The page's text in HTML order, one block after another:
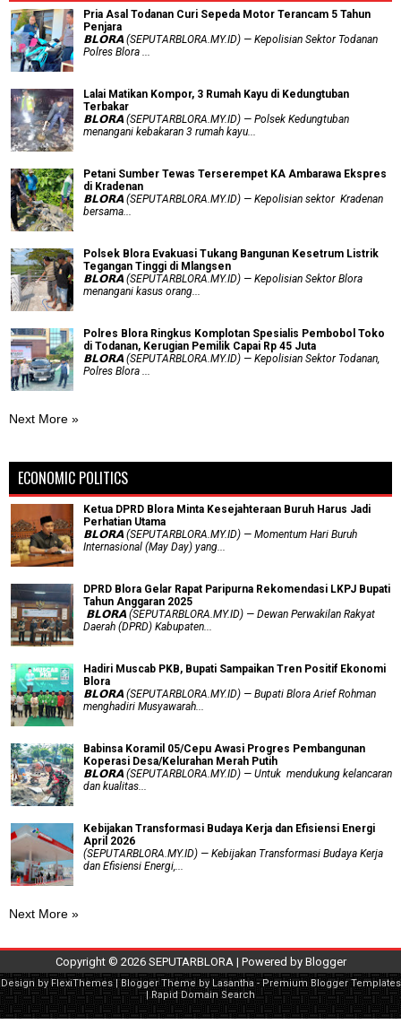
Pria Asal Todanan Curi Sepeda Motor Terancam 5 Tahun
Penjara
𝗕𝗟𝗢𝗥𝗔 (SEPUTARBLORA.MY.ID) — Kepolisian Sektor Todanan
Polres Blora ...
Lalai Matikan Kompor, 3 Rumah Kayu di Kedungtuban
Terbakar
𝗕𝗟𝗢𝗥𝗔 (SEPUTARBLORA.MY.ID) — Polsek Kedungtuban
menangani kebakaran 3 rumah kayu...
Petani Sumber Tewas Terserempet KA Ambarawa Ekspres
di Kradenan
𝗕𝗟𝗢𝗥𝗔 (SEPUTARBLORA.MY.ID) — Kepolisian sektor Kradenan
bersama...
Polsek Blora Evakuasi Tukang Bangunan Kesetrum Listrik
Tegangan Tinggi di Mlangsen
𝗕𝗟𝗢𝗥𝗔 (SEPUTARBLORA.MY.ID) — Kepolisian Sektor Blora
menangani kasus orang...
Polres Blora Ringkus Komplotan Spesialis Pembobol Toko
di Todanan, Kerugian Pemilik Capai Rp 45 Juta
𝗕𝗟𝗢𝗥𝗔 (SEPUTARBLORA.MY.ID) — Kepolisian Sektor Todanan,
Polres Blora ...
Next More »
ECONOMIC POLITICS
Ketua DPRD Blora Minta Kesejahteraan Buruh Harus Jadi
Perhatian Utama
​𝗕𝗟𝗢𝗥𝗔 (SEPUTARBLORA.MY.ID) — Momentum Hari Buruh
Internasional (May Day) yang...
DPRD Blora Gelar Rapat Paripurna Rekomendasi LKPJ Bupati
Tahun Anggaran 2025
‎ 𝗕𝗟𝗢𝗥𝗔 (SEPUTARBLORA.MY.ID) — Dewan Perwakilan Rakyat
Daerah (DPRD) Kabupaten...
Hadiri Muscab PKB, Bupati Sampaikan Tren Positif Ekonomi
Blora
𝗕𝗟𝗢𝗥𝗔 (SEPUTARBLORA.MY.ID) — Bupati Blora Arief Rohman
menghadiri Musyawarah...
Babinsa Koramil 05/Cepu Awasi Progres Pembangunan
Koperasi Desa/Kelurahan Merah Putih
𝗕𝗟𝗢𝗥𝗔 (SEPUTARBLORA.MY.ID) — Untuk mendukung kelancaran
dan kualitas...
Kebijakan Transformasi Budaya Kerja dan Efisiensi Energi
April 2026
(SEPUTARBLORA.MY.ID) — Kebijakan Transformasi Budaya Kerja
dan Efisiensi Energi,...
Next More »
Copyright © 2026 SEPUTARBLORA| Powered by Blogger
Design by FlexiThemes| Blogger Theme by Lasantha -Premium Blogger Templates
|Rapid Domain Search